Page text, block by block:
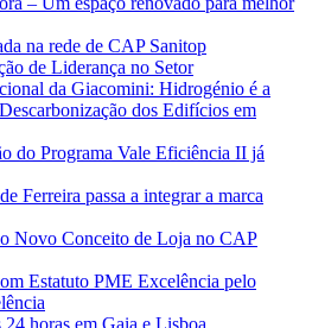
na rede de CAP Sanitop
de Liderança no Setor
da Giacomini: Hidrogénio é a
dos Edifícios em
do Programa Vale Eficiência II já
Ferreira passa a integrar a marca
Novo Conceito de Loja no CAP
Estatuto PME Excelência pelo